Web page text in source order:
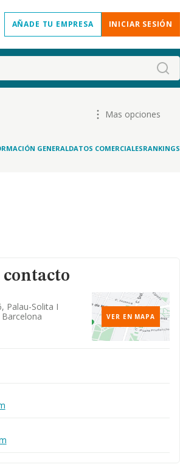
AÑADE TU EMPRESA INICIAR SESIÓN
Mas opciones
GENERALDATOS COMERCIALESRANKINGS
Palau-Solita I
VER EN MAPA